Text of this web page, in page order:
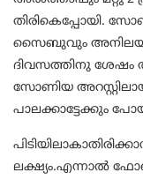
തിരികെപ്പോയി.
സൈബുവും
ദിവസത്തിനു ശേഷം
സോണിയ
പാലക്കാട്ടേക്കും
ലക്ഷ്യം.എന്നാൽ